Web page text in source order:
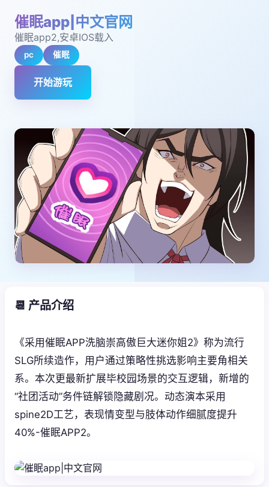
催眠app|中文官网
催眠app2,安卓IOS载入
pc 催眠
开始游玩
📆 产品介绍
《采用催眠APP洗脑崇高傲巨大迷你姐2》称为流行
SLG所续造作，用户通过策略性挑选影响主要角相关
系。本次更最新扩展毕校园场景的交互逻辑，新增的
“社团活动”务件链解锁隐藏剧况。动态演本采用
spine2D工艺，表现情变型与肢体动作细腻度提升
40%-催眠APP2。